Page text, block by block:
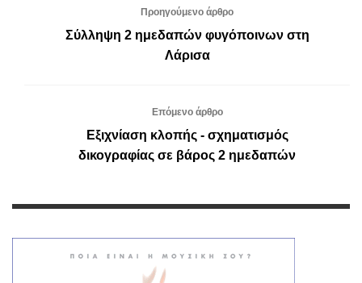
Προηγούμενο άρθρο
Σύλληψη 2 ημεδαπών φυγόποινων στη
Λάρισα
Επόμενο άρθρο
Εξιχνίαση κλοπής - σχηματισμός
δικογραφίας σε βάρος 2 ημεδαπών